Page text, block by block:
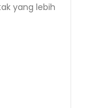
yang lebih